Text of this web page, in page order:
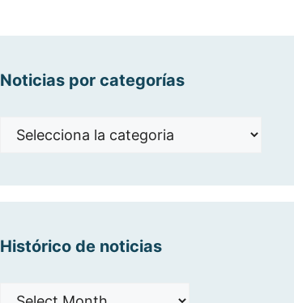
Noticias por categorías
Noticias
Histórico de noticias
Histórico